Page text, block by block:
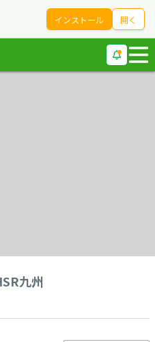
インストール 開く
九州